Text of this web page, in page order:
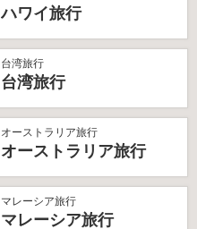
ハワイ旅行
台湾旅行
台湾旅行
オーストラリア旅行
オーストラリア旅行
マレーシア旅行
マレーシア旅行